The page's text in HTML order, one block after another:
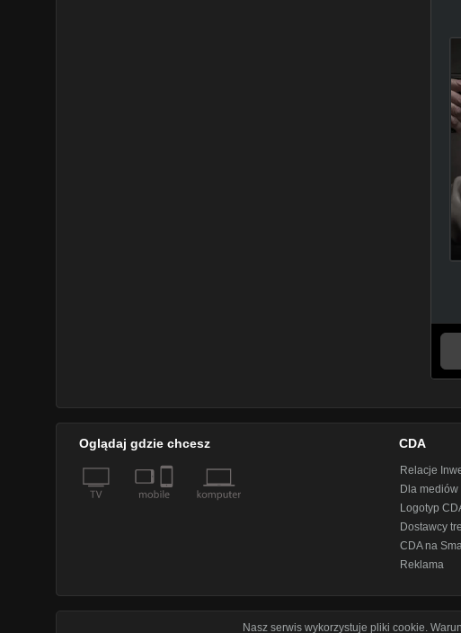
Oglądaj gdzie chcesz CDA
Relacje
Dla mediów
Logotyp
Dostawcy
CDA na
Reklama
Nasz serwis wykorzystuje pliki cookie.